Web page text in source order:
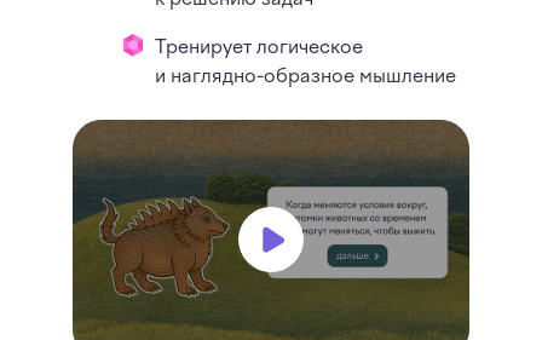
Тренирует логическое
и наглядно-образное мышление